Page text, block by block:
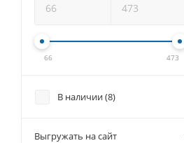
66 473
В наличии (8)
Выгружать на сайт